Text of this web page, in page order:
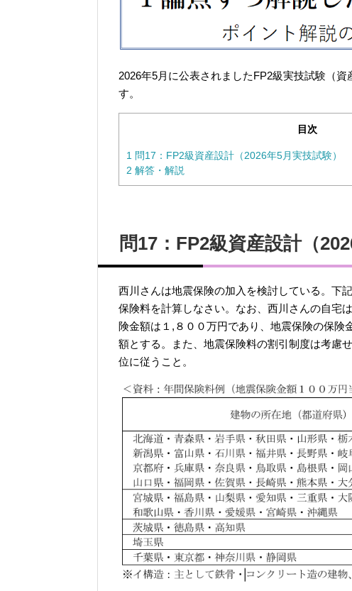
2026年5月に公表されましたFP2級実技試験（
す。
目次
1 問17：FP2級資産設計（2026年5月実技試験）
2 解答・解説
問17：FP2級資産設計（
西川さんは地震保険の加入を検討している。下
保険料を計算しなさい。なお、西川さんの自宅
険金額は１,８００万円であり、地震保険の保
額とする。また、地震保険料の割引制度は考慮
位に従うこと。